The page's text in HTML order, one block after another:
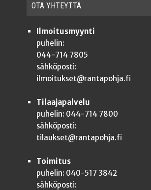
OTA YHTEYT­TÄ
Ilmoitusmyynti
puhelin:
044-714 7805
sähköposti:
ilmoitukset@rantapohja.fi
Tilaajapalvelu
puhelin: 044-714 7800
sähköposti:
tilaukset@rantapohja.fi
Toimitus
puhelin: 040-517 3842
sähköposti: